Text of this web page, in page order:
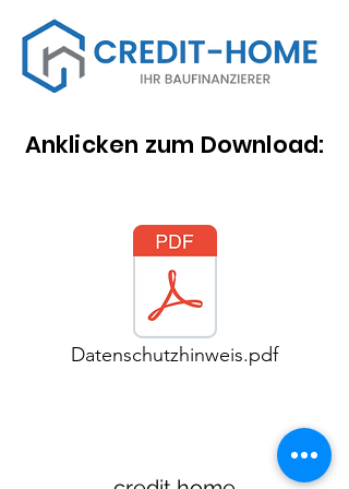
Anklicken zum Download:
Datenschutzhinweis.pdf